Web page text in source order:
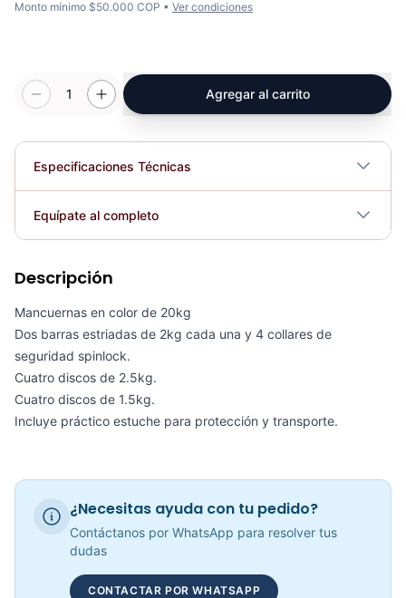
Monto mínimo $50.000 COP • Ver condiciones
1 Agregar al carrito
Especificaciones Técnicas
Plegable No
Equípate al completo
COP 316,307.00
COP 340,309.00
Mancuerna 90 LB Ajustables
COP 886,920.00
Descripción
Mancuernas en color de 20kg
Dos barras estriadas de 2kg cada una y 4 collares de
seguridad spinlock.
Cuatro discos de 2.5kg.
Cuatro discos de 1.5kg.
Incluye práctico estuche para protección y transporte.
¿Necesitas ayuda con tu pedido?
Contáctanos por WhatsApp para resolver tus
dudas
CONTACTAR POR WHATSAPP